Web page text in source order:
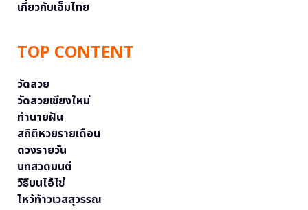
เกี่ยวกับเอ็มไทย
TOP CONTENT
วัดสวย
วัดสวยเชียงใหม่
ทำนายฝัน
สถิติหวยรายเดือน
ดวงรายวัน
บทสวดมนต์
วิธีบนไอ้ไข่
ไหว้ท้าวเวสสุวรรณ